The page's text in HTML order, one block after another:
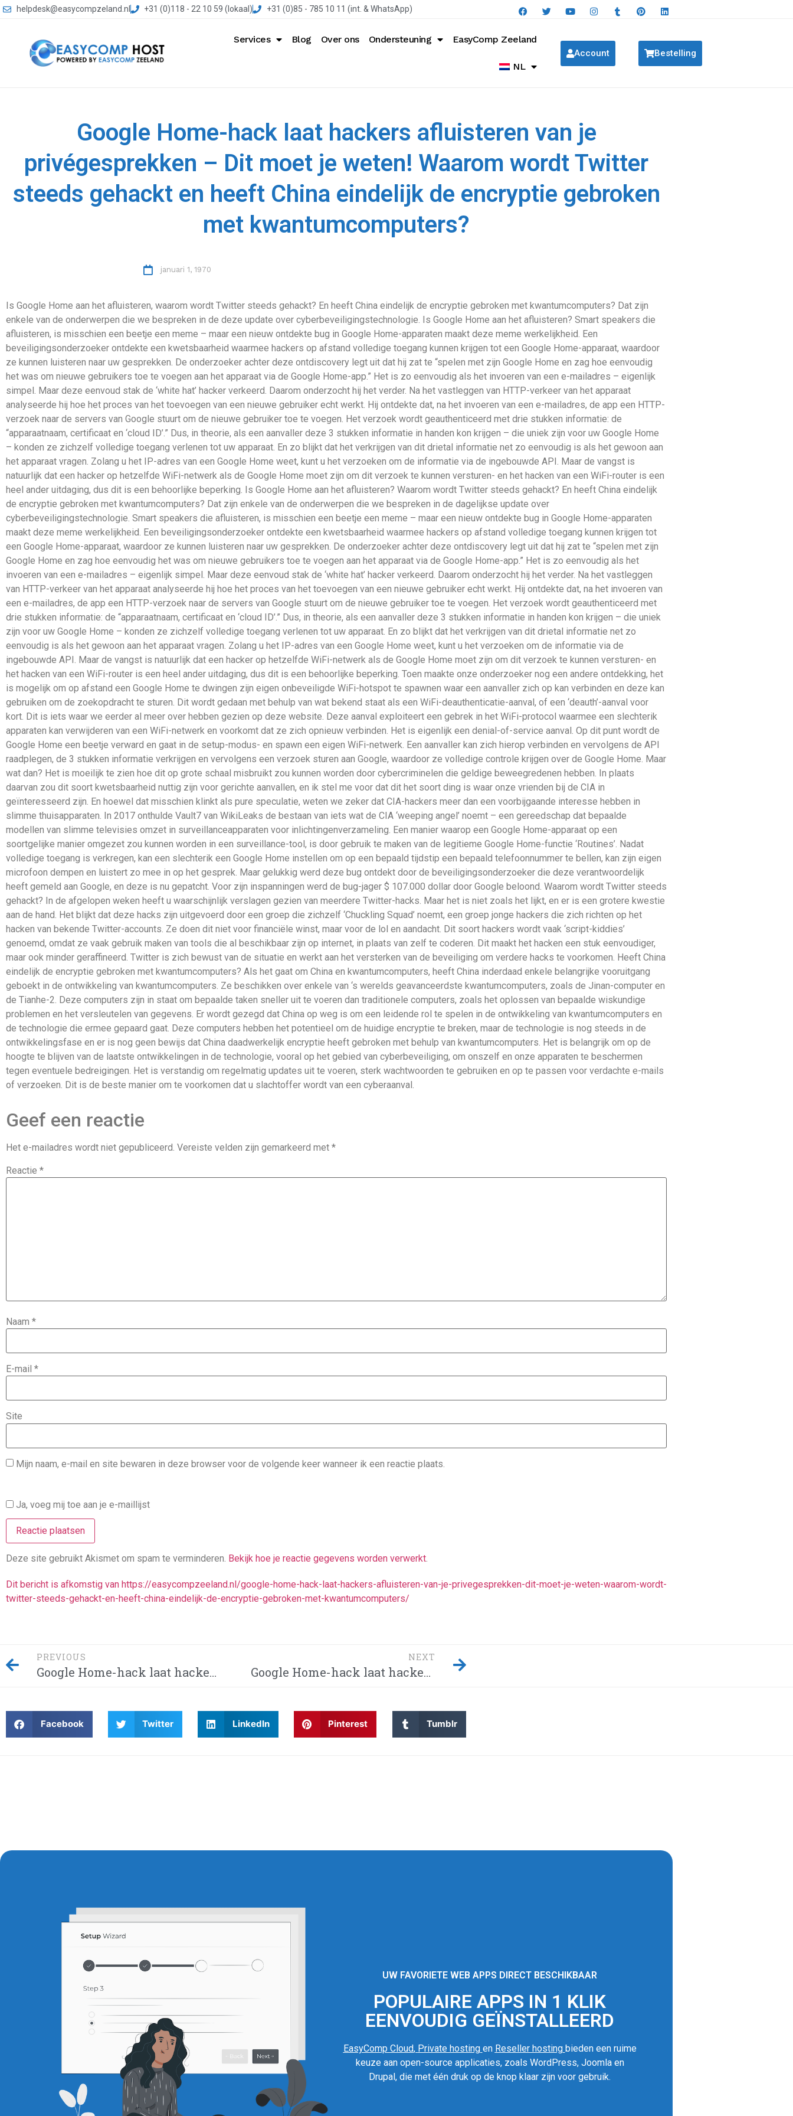
helpdesk@easycompzeland.nl +31 (0)118 - 22 10 59 (lokaal) +31 (0)85 - 785 10 11 (int. & WhatsApp)
Services Blog Over ons Ondersteuning EasyComp Zeeland
NL
Account Bestelling
Google Home-hack laat hackers afluisteren van je
privégesprekken – Dit moet je weten! Waarom wordt Twitter
steeds gehackt en heeft China eindelijk de encryptie gebroken
met kwantumcomputers?
januari 1, 1970
Is Google Home aan het afluisteren, waarom wordt Twitter steeds gehackt? En heeft China eindelijk de encryptie gebroken met kwantumcomputers? Dat zijn
enkele van de onderwerpen die we bespreken in de deze update over cyberbeveiligingstechnologie. Is Google Home aan het afluisteren? Smart speakers die
afluisteren, is misschien een beetje een meme – maar een nieuw ontdekte bug in Google Home-apparaten maakt deze meme werkelijkheid. Een
beveiligingsonderzoeker ontdekte een kwetsbaarheid waarmee hackers op afstand volledige toegang kunnen krijgen tot een Google Home-apparaat, waardoor
ze kunnen luisteren naar uw gesprekken. De onderzoeker achter deze ontdiscovery legt uit dat hij zat te “spelen met zijn Google Home en zag hoe eenvoudig
het was om nieuwe gebruikers toe te voegen aan het apparaat via de Google Home-app.” Het is zo eenvoudig als het invoeren van een e-mailadres – eigenlijk
simpel. Maar deze eenvoud stak de ‘white hat’ hacker verkeerd. Daarom onderzocht hij het verder. Na het vastleggen van HTTP-verkeer van het apparaat
analyseerde hij hoe het proces van het toevoegen van een nieuwe gebruiker echt werkt. Hij ontdekte dat, na het invoeren van een e-mailadres, de app een HTTP-
verzoek naar de servers van Google stuurt om de nieuwe gebruiker toe te voegen. Het verzoek wordt geauthenticeerd met drie stukken informatie: de
“apparaatnaam, certificaat en ‘cloud ID’.” Dus, in theorie, als een aanvaller deze 3 stukken informatie in handen kon krijgen – die uniek zijn voor uw Google Home
– konden ze zichzelf volledige toegang verlenen tot uw apparaat. En zo blijkt dat het verkrijgen van dit drietal informatie net zo eenvoudig is als het gewoon aan
het apparaat vragen. Zolang u het IP-adres van een Google Home weet, kunt u het verzoeken om de informatie via de ingebouwde API. Maar de vangst is
natuurlijk dat een hacker op hetzelfde WiFi-netwerk als de Google Home moet zijn om dit verzoek te kunnen versturen- en het hacken van een WiFi-router is een
heel ander uitdaging, dus dit is een behoorlijke beperking. Is Google Home aan het afluisteren? Waarom wordt Twitter steeds gehackt? En heeft China eindelijk
de encryptie gebroken met kwantumcomputers? Dat zijn enkele van de onderwerpen die we bespreken in de dagelijkse update over
cyberbeveiligingstechnologie. Smart speakers die afluisteren, is misschien een beetje een meme – maar een nieuw ontdekte bug in Google Home-apparaten
maakt deze meme werkelijkheid. Een beveiligingsonderzoeker ontdekte een kwetsbaarheid waarmee hackers op afstand volledige toegang kunnen krijgen tot
een Google Home-apparaat, waardoor ze kunnen luisteren naar uw gesprekken. De onderzoeker achter deze ontdiscovery legt uit dat hij zat te “spelen met zijn
Google Home en zag hoe eenvoudig het was om nieuwe gebruikers toe te voegen aan het apparaat via de Google Home-app.” Het is zo eenvoudig als het
invoeren van een e-mailadres – eigenlijk simpel. Maar deze eenvoud stak de ‘white hat’ hacker verkeerd. Daarom onderzocht hij het verder. Na het vastleggen
van HTTP-verkeer van het apparaat analyseerde hij hoe het proces van het toevoegen van een nieuwe gebruiker echt werkt. Hij ontdekte dat, na het invoeren van
een e-mailadres, de app een HTTP-verzoek naar de servers van Google stuurt om de nieuwe gebruiker toe te voegen. Het verzoek wordt geauthenticeerd met
drie stukken informatie: de “apparaatnaam, certificaat en ‘cloud ID’.” Dus, in theorie, als een aanvaller deze 3 stukken informatie in handen kon krijgen – die uniek
zijn voor uw Google Home – konden ze zichzelf volledige toegang verlenen tot uw apparaat. En zo blijkt dat het verkrijgen van dit drietal informatie net zo
eenvoudig is als het gewoon aan het apparaat vragen. Zolang u het IP-adres van een Google Home weet, kunt u het verzoeken om de informatie via de
ingebouwde API. Maar de vangst is natuurlijk dat een hacker op hetzelfde WiFi-netwerk als de Google Home moet zijn om dit verzoek te kunnen versturen- en
het hacken van een WiFi-router is een heel ander uitdaging, dus dit is een behoorlijke beperking. Toen maakte onze onderzoeker nog een andere ontdekking, het
is mogelijk om op afstand een Google Home te dwingen zijn eigen onbeveiligde WiFi-hotspot te spawnen waar een aanvaller zich op kan verbinden en deze kan
gebruiken om de zoekopdracht te sturen. Dit wordt gedaan met behulp van wat bekend staat als een WiFi-deauthenticatie-aanval, of een ‘deauth’-aanval voor
kort. Dit is iets waar we eerder al meer over hebben gezien op deze website. Deze aanval exploiteert een gebrek in het WiFi-protocol waarmee een slechterik
apparaten kan verwijderen van een WiFi-netwerk en voorkomt dat ze zich opnieuw verbinden. Het is eigenlijk een denial-of-service aanval. Op dit punt wordt de
Google Home een beetje verward en gaat in de setup-modus- en spawn een eigen WiFi-netwerk. Een aanvaller kan zich hierop verbinden en vervolgens de API
raadplegen, de 3 stukken informatie verkrijgen en vervolgens een verzoek sturen aan Google, waardoor ze volledige controle krijgen over de Google Home. Maar
wat dan? Het is moeilijk te zien hoe dit op grote schaal misbruikt zou kunnen worden door cybercriminelen die geldige beweegredenen hebben. In plaats
daarvan zou dit soort kwetsbaarheid nuttig zijn voor gerichte aanvallen, en ik stel me voor dat dit het soort ding is waar onze vrienden bij de CIA in
geïnteresseerd zijn. En hoewel dat misschien klinkt als pure speculatie, weten we zeker dat CIA-hackers meer dan een voorbijgaande interesse hebben in
slimme thuisapparaten. In 2017 onthulde Vault7 van WikiLeaks de bestaan van iets wat de CIA ‘weeping angel’ noemt – een gereedschap dat bepaalde
modellen van slimme televisies omzet in surveillanceapparaten voor inlichtingenverzameling. Een manier waarop een Google Home-apparaat op een
soortgelijke manier omgezet zou kunnen worden in een surveillance-tool, is door gebruik te maken van de legitieme Google Home-functie ‘Routines’. Nadat
volledige toegang is verkregen, kan een slechterik een Google Home instellen om op een bepaald tijdstip een bepaald telefoonnummer te bellen, kan zijn eigen
microfoon dempen en luistert zo mee in op het gesprek. Maar gelukkig werd deze bug ontdekt door de beveiligingsonderzoeker die deze verantwoordelijk
heeft gemeld aan Google, en deze is nu gepatcht. Voor zijn inspanningen werd de bug-jager $ 107.000 dollar door Google beloond. Waarom wordt Twitter steeds
gehackt? In de afgelopen weken heeft u waarschijnlijk verslagen gezien van meerdere Twitter-hacks. Maar het is niet zoals het lijkt, en er is een grotere kwestie
aan de hand. Het blijkt dat deze hacks zijn uitgevoerd door een groep die zichzelf ‘Chuckling Squad’ noemt, een groep jonge hackers die zich richten op het
hacken van bekende Twitter-accounts. Ze doen dit niet voor financiële winst, maar voor de lol en aandacht. Dit soort hackers wordt vaak ‘script-kiddies’
genoemd, omdat ze vaak gebruik maken van tools die al beschikbaar zijn op internet, in plaats van zelf te coderen. Dit maakt het hacken een stuk eenvoudiger,
maar ook minder geraffineerd. Twitter is zich bewust van de situatie en werkt aan het versterken van de beveiliging om verdere hacks te voorkomen. Heeft China
eindelijk de encryptie gebroken met kwantumcomputers? Als het gaat om China en kwantumcomputers, heeft China inderdaad enkele belangrijke vooruitgang
geboekt in de ontwikkeling van kwantumcomputers. Ze beschikken over enkele van ‘s werelds geavanceerdste kwantumcomputers, zoals de Jinan-computer en
de Tianhe-2. Deze computers zijn in staat om bepaalde taken sneller uit te voeren dan traditionele computers, zoals het oplossen van bepaalde wiskundige
problemen en het versleutelen van gegevens. Er wordt gezegd dat China op weg is om een ​​leidende rol te spelen in de ontwikkeling van kwantumcomputers en
de technologie die ermee gepaard gaat. Deze computers hebben het potentieel om de huidige encryptie te breken, maar de technologie is nog steeds in de
ontwikkelingsfase en er is nog geen bewijs dat China daadwerkelijk encryptie heeft gebroken met behulp van kwantumcomputers. Het is belangrijk om op de
hoogte te blijven van de laatste ontwikkelingen in de technologie, vooral op het gebied van cyberbeveiliging, om onszelf en onze apparaten te beschermen
tegen eventuele bedreigingen. Het is verstandig om regelmatig updates uit te voeren, sterk wachtwoorden te gebruiken en op te passen voor verdachte e-mails
of verzoeken. Dit is de beste manier om te voorkomen dat u slachtoffer wordt van een cyberaanval.
Geef een reactie
Het e-mailadres wordt niet gepubliceerd. Vereiste velden zijn gemarkeerd met *
Reactie *
Naam *
E-mail *
Site
Mijn naam, e-mail en site bewaren in deze browser voor de volgende keer wanneer ik een reactie plaats.
Ja, voeg mij toe aan je e-maillijst
Deze site gebruikt Akismet om spam te verminderen. Bekijk hoe je reactie gegevens worden verwerkt.
Dit bericht is afkomstig van https://easycompzeeland.nl/google-home-hack-laat-hackers-afluisteren-van-je-privegesprekken-dit-moet-je-weten-waarom-wordt-
twitter-steeds-gehackt-en-heeft-china-eindelijk-de-encryptie-gebroken-met-kwantumcomputers/
PREVIOUS
Google Home-hack laat hackers afluisteren van je privégesprekken – Dit moet je weten! Waarom wordt Twitter steeds gehackt en heeft China eindelijk de encryptie gebroken met kwantumcomputers?
NEXT
Google Home-hack laat hackers afluisteren van je privégesprekken – Dit moet je weten! Waarom wordt Twitter steeds gehackt en heeft China eindelijk de encryptie gebroken met kwantumcomputers?
Facebook Twitter LinkedIn Pinterest Tumblr
UW FAVORIETE WEB APPS DIRECT BESCHIKBAAR
POPULAIRE APPS IN 1 KLIK
EENVOUDIG GEÏNSTALLEERD
EasyComp Cloud, Private hosting en Reseller hosting bieden een ruime
keuze aan open-source applicaties, zoals WordPress, Joomla en
Drupal, die met één druk op de knop klaar zijn voor gebruik.